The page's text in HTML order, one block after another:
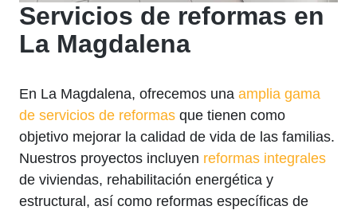
Servicios de reformas en
La Magdalena
En La Magdalena, ofrecemos una amplia gama
de servicios de reformas que tienen como
objetivo mejorar la calidad de vida de las familias.
Nuestros proyectos incluyen reformas integrales
de viviendas, rehabilitación energética y
estructural, así como reformas específicas de